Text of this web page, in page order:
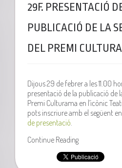
29F. PRESENTACIÓ
PUBLICACIÓ DE LA
DEL PREMI
Dijous 29 de febrer a les 11.00
presentació de la publicació de
Premi Culturama en l’icònic
pots inscriure amb el següent
de presentació
Continue Reading